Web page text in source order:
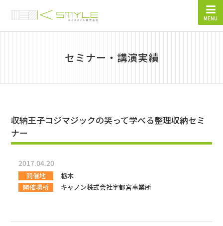
MENU
セミナー・講演実績
収納王子コジマジックの笑って学べる整理収納セミ
ナー
2017.04.20
開催地
栃木
開催場所
キャノン株式会社宇都宮事業所